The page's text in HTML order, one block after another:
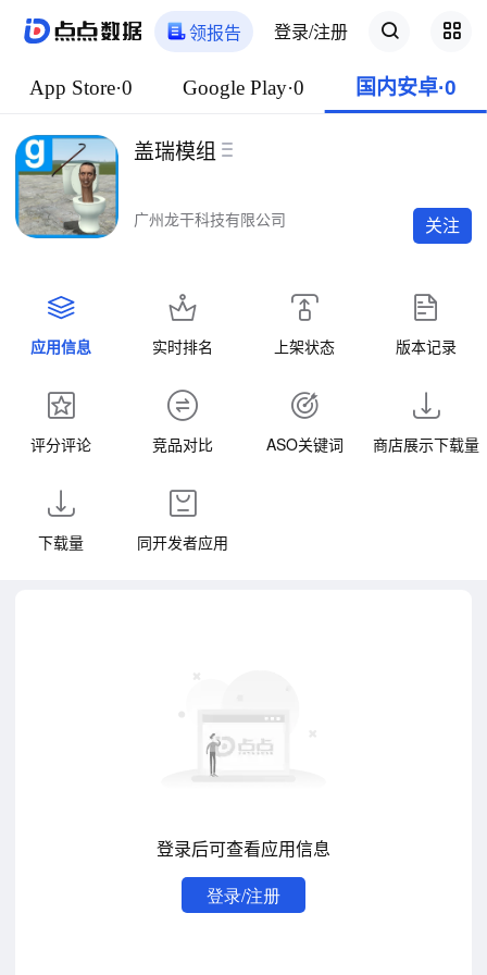
领报告 登录/注册
App Store·0 Google Play·0 国内安卓·0
盖瑞模组
广州龙干科技有限公司 关注
应用信息 实时排名 上架状态 版本记录
评分评论 竞品对比 ASO关键词 商店展示下载量
下载量 同开发者应用
登录后可查看应用信息
登录/注册